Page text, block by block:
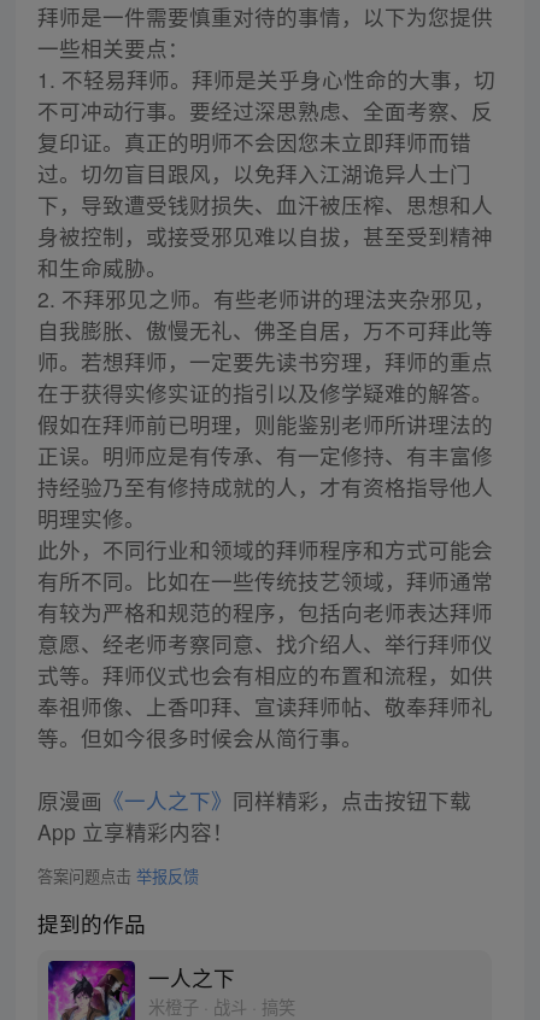
拜师是一件需要慎重对待的事情，以下为您提供
一些相关要点：
1. 不轻易拜师。拜师是关乎身心性命的大事，切
不可冲动行事。要经过深思熟虑、全面考察、反
复印证。真正的明师不会因您未立即拜师而错
过。切勿盲目跟风，以免拜入江湖诡异人士门
下，导致遭受钱财损失、血汗被压榨、思想和人
身被控制，或接受邪见难以自拔，甚至受到精神
和生命威胁。
2. 不拜邪见之师。有些老师讲的理法夹杂邪见，
自我膨胀、傲慢无礼、佛圣自居，万不可拜此等
师。若想拜师，一定要先读书穷理，拜师的重点
在于获得实修实证的指引以及修学疑难的解答。
假如在拜师前已明理，则能鉴别老师所讲理法的
正误。明师应是有传承、有一定修持、有丰富修
持经验乃至有修持成就的人，才有资格指导他人
明理实修。
此外，不同行业和领域的拜师程序和方式可能会
有所不同。比如在一些传统技艺领域，拜师通常
有较为严格和规范的程序，包括向老师表达拜师
意愿、经老师考察同意、找介绍人、举行拜师仪
式等。拜师仪式也会有相应的布置和流程，如供
奉祖师像、上香叩拜、宣读拜师帖、敬奉拜师礼
等。但如今很多时候会从简行事。
原漫画 《一人之下》 同样精彩，点击按钮下载
App 立享精彩内容！
答案问题点击 举报反馈
提到的作品
一人之下
米橙子 · 战斗 · 搞笑